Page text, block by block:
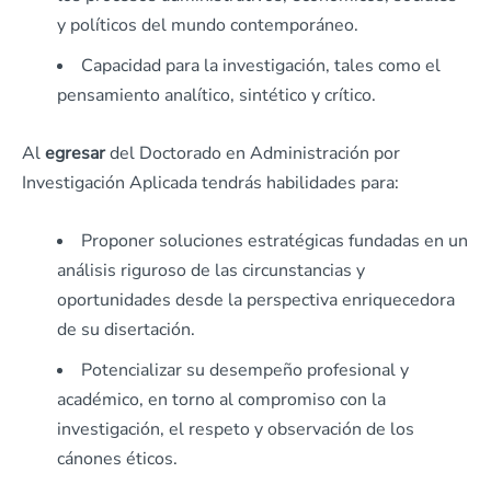
y políticos del mundo contemporáneo.
Capacidad para la investigación, tales como el
pensamiento analítico, sintético y crítico.
Alegresardel Doctorado en Administración por
Investigación Aplicada tendrás habilidades para:
Proponer soluciones estratégicas fundadas en un
análisis riguroso de las circunstancias y
oportunidades desde la perspectiva enriquecedora
de su disertación.
Potencializar su desempeño profesional y
académico, en torno al compromiso con la
investigación, el respeto y observación de los
cánones éticos.